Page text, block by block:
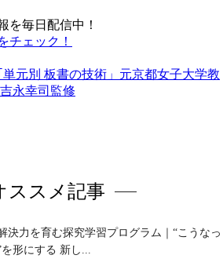
を毎日配信中！
チェック！
元別 板書の技術」元京都女子大学教
永幸司監修
ススメ記事
決力を育む探究学習プログラム｜“こうなっ
形にする 新し...